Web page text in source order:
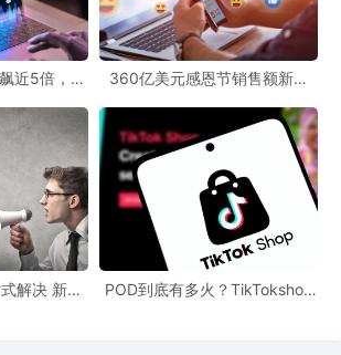
更多的创意和产品资源，而免费POD工具则可
展业务。关注跨境最新动态，能够让从业者
握发展机遇。
近5倍，
360亿美元感恩节销售额新纪
新风潮！
解决 新手
POD到底有多火？TikTokshop